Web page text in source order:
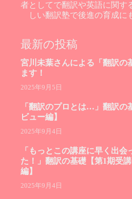
者としてで翻訳や英語に関す
しい翻訳塾で後進の育成に
最新の投稿
宮川未葉さんによる「翻訳の
ます！
2025年9月5日
「翻訳のプロとは…」翻訳の
ビュー編】
2025年9月4日
「もっとこの講座に早く出会
た！」翻訳の基礎【第1期受
編】
2025年9月4日